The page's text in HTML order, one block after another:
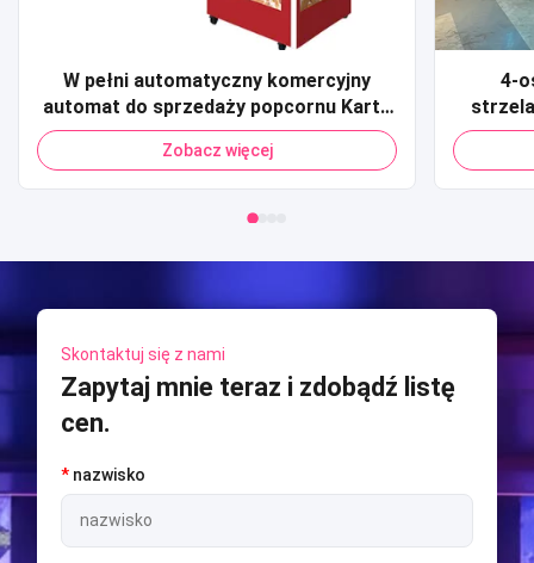
W pełni automatyczny komercyjny
automat do sprzedaży popcornu Karta
kredytowa Płatność kodem QR
Automat do sprzedaży popcornu dla
centrum handlowego
Zobacz więcej
4-
monetą
Skontaktuj się z nami
Zapytaj mnie teraz i zdobądź listę
cen.
* nazwisko